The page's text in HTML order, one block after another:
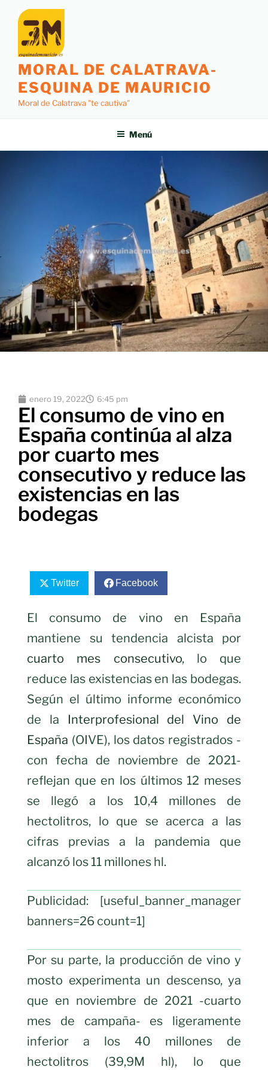
MORAL DE CALATRAVA-
ESQUINA DE MAURICIO
Moral de Calatrava "te cautiva"
Menú
enero 19, 2022 6:45 pm
El consumo de vino en
España continúa al alza
por cuarto mes
consecutivo y reduce las
existencias en las
bodegas
Twitter Facebook
El consumo de vino en España
mantiene su tendencia alcista por
cuarto mes consecutivo, lo que
reduce las existencias en las bodegas.
Según el último informe económico
de la Interprofesional del Vino de
España (OIVE), los datos registrados -
con fecha de noviembre de 2021-
reflejan que en los últimos 12 meses
se llegó a los 10,4 millones de
hectolitros, lo que se acerca a las
cifras previas a la pandemia que
alcanzó los 11 millones hl.
Publicidad: [useful_banner_manager
banners=26 count=1]
Por su parte, la producción de vino y
mosto experimenta un descenso, ya
que en noviembre de 2021 -cuarto
mes de campaña- es ligeramente
inferior a los 40 millones de
hectolitros (39,9M hl), lo que